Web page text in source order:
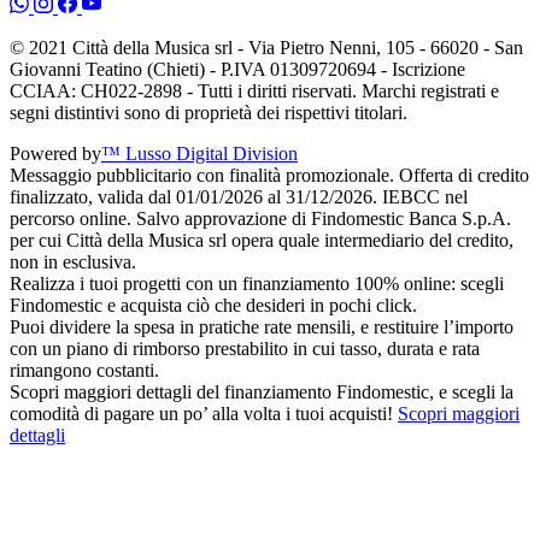
© 2021 Città della Musica srl - Via Pietro Nenni, 105 - 66020 - San
Giovanni Teatino (Chieti) - P.IVA 01309720694 - Iscrizione
CCIAA: CH022-2898 - Tutti i diritti riservati. Marchi registrati e
segni distintivi sono di proprietà dei rispettivi titolari.
Powered by™ Lusso Digital Division
Messaggio pubblicitario con finalità promozionale. Offerta di credito
finalizzato, valida dal 01/01/2026 al 31/12/2026. IEBCC nel
percorso online. Salvo approvazione di Findomestic Banca S.p.A.
per cui Città della Musica srl opera quale intermediario del credito,
non in esclusiva.
Realizza i tuoi progetti con un finanziamento 100% online: scegli
Findomestic e acquista ciò che desideri in pochi click.
Puoi dividere la spesa in pratiche rate mensili, e restituire l’importo
con un piano di rimborso prestabilito in cui tasso, durata e rata
rimangono costanti.
Scopri maggiori dettagli del finanziamento Findomestic, e scegli la
comodità di pagare un po’ alla volta i tuoi acquisti! Scopri maggiori
dettagli